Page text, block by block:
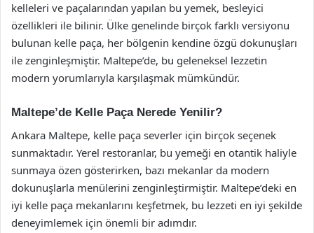
kelleleri ve paçalarından yapılan bu yemek, besleyici
özellikleri ile bilinir. Ülke genelinde birçok farklı versiyonu
bulunan kelle paça, her bölgenin kendine özgü dokunuşları
ile zenginleşmiştir. Maltepe’de, bu geleneksel lezzetin
modern yorumlarıyla karşılaşmak mümkündür.
Maltepe’de Kelle Paça Nerede Yenilir?
Ankara Maltepe, kelle paça severler için birçok seçenek
sunmaktadır. Yerel restoranlar, bu yemeği en otantik haliyle
sunmaya özen gösterirken, bazı mekanlar da modern
dokunuşlarla menülerini zenginleştirmiştir. Maltepe’deki en
iyi kelle paça mekanlarını keşfetmek, bu lezzeti en iyi şekilde
deneyimlemek için önemli bir adımdır.